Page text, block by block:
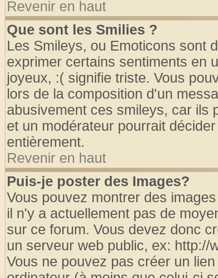
Revenir en haut
Que sont les Smilies ?
Les Smileys, ou Emoticons sont
exprimer certains sentiments en
joyeux, :( signifie triste. Vous
lors de la composition d'un
abusivement ces smileys, car ils
et un modérateur pourrait
entièrement.
Revenir en haut
Puis-je poster des Images?
Vous pouvez montrer des
il n'y a actuellement pas de
sur ce forum. Vous devez donc
un serveur web public, ex: http://
Vous ne pouvez pas créer un